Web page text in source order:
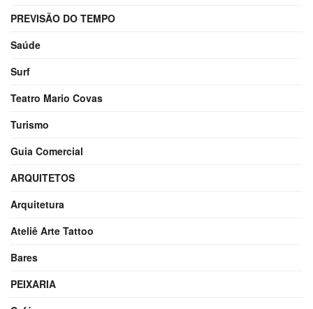
PREVISÃO DO TEMPO
Saúde
Surf
Teatro Mario Covas
Turismo
Guia Comercial
ARQUITETOS
Arquitetura
Ateliê Arte Tattoo
Bares
PEIXARIA